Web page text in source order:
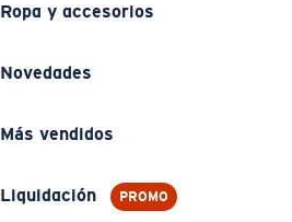
Ropa y accesorios
Novedades
Más vendidos
Liquidación PROMO